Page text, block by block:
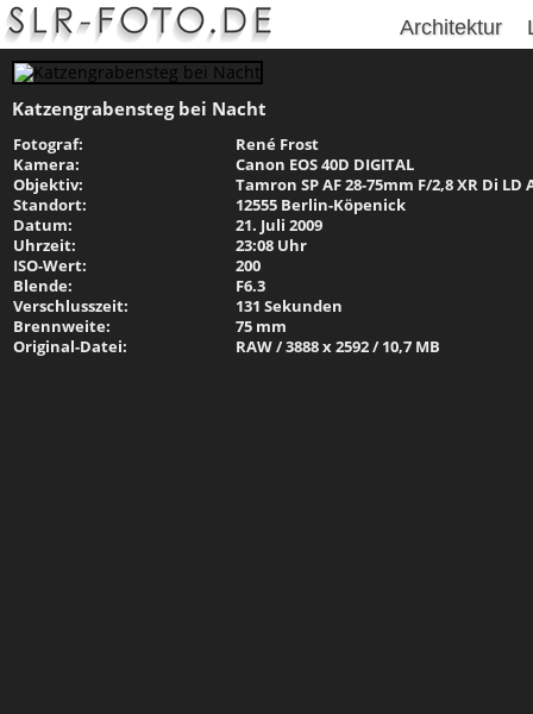
Architektur
Katzengrabensteg bei Nacht
Fotograf:
René Frost
Kamera:
Canon EOS 40D DIGITAL
Objektiv:
Tamron SP AF 28-75mm F/2,8 XR Di LD
Standort:
12555 Berlin-Köpenick
Datum:
21. Juli 2009
Uhrzeit:
23:08 Uhr
ISO-Wert:
200
Blende:
F6.3
Verschlusszeit:
131 Sekunden
Brennweite:
75 mm
Original-Datei:
RAW / 3888 x 2592 / 10,7 MB